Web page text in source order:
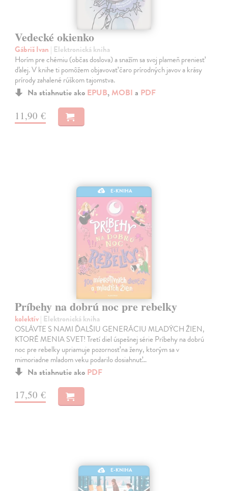
Vedecké okienko
Gábriš Ivan | Elektronická kniha
Horím pre chémiu (občas doslova) a snažím sa svoj plameň preniesť
ďalej. V knihe ti pomôžem objavovať čaro prírodných javov a krásy
prírody zahalené rúškom tajomstva.
Na stiahnutie ako EPUB, MOBI a PDF
11,90 €
E-KNIHA
Príbehy na dobrú noc pre rebelky
kolektív| Elektronická kniha
OSLÁVTE S NAMI ĎALŠIU GENERÁCIU MLADÝCH ŽIEN,
KTORÉ MENIA SVET! Tretí diel úspešnej série Príbehy na dobrú
noc pre rebelky upriamuje pozornosť na ženy, ktorým sa v
mimoriadne mladom veku podarilo dosiahnuť…
Na stiahnutie ako PDF
17,50 €
E-KNIHA